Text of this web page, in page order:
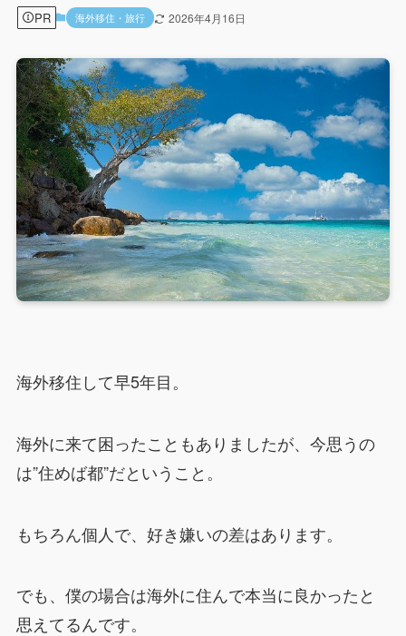
PR 海外移住・旅行 2026年4月16日
海外移住して早5年目。
海外に来て困ったこともありましたが、今思うの
は”住めば都”だということ。
もちろん個人で、好き嫌いの差はあります。
でも、僕の場合は海外に住んで本当に良かったと
思えてるんです。